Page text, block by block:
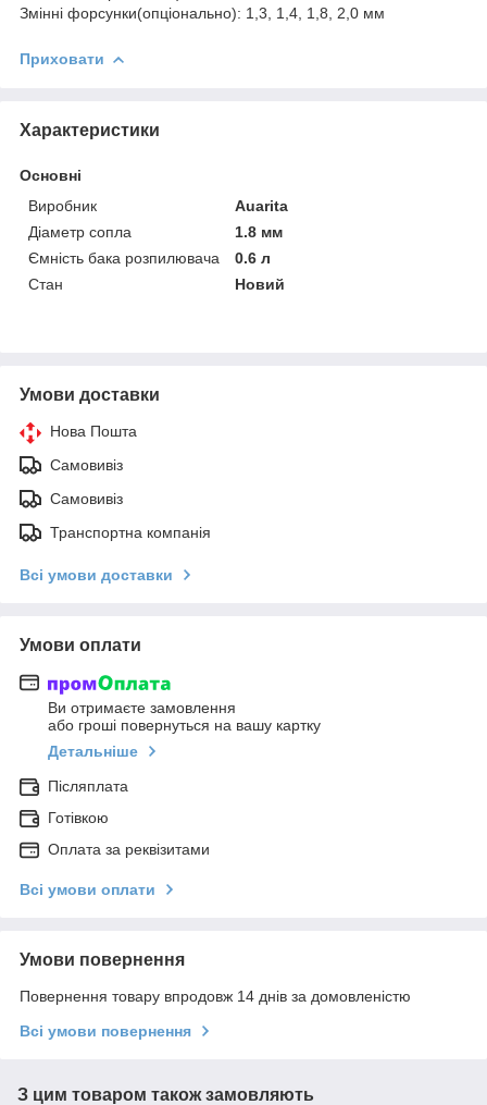
Змінні форсунки(опціонально): 1,3, 1,4, 1,8, 2,0 мм
Приховати
Характеристики
Основні
Виробник
Auarita
Діаметр сопла
1.8 мм
Ємність бака розпилювача
0.6 л
Стан
Новий
Умови доставки
Нова Пошта
Самовивіз
Самовивіз
Транспортна компанія
Всі умови доставки
Умови оплати
Ви отримаєте замовлення
або гроші повернуться на вашу картку
Детальніше
Післяплата
Готівкою
Оплата за реквізитами
Всі умови оплати
Умови повернення
Повернення товару впродовж 14 днів за домовленістю
Всі умови повернення
З цим товаром також замовляють